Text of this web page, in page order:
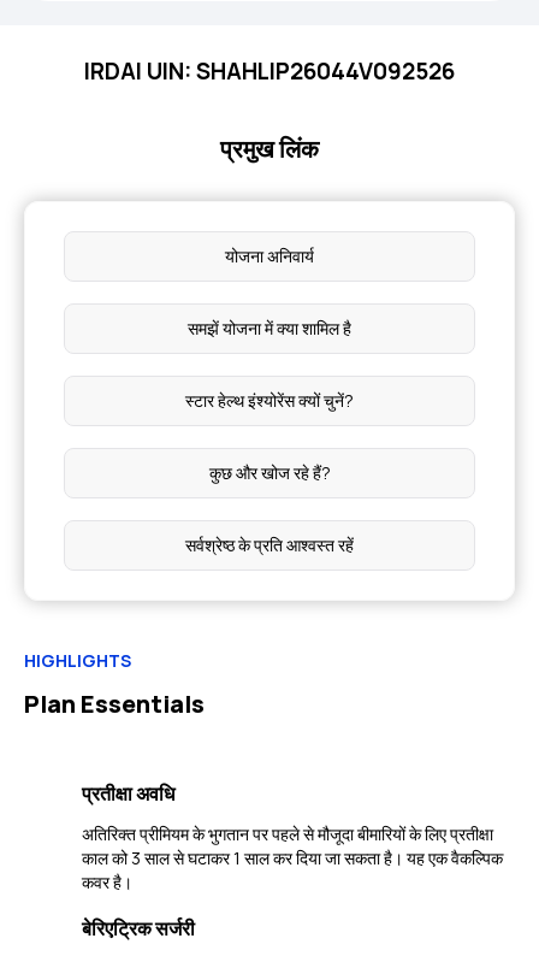
IRDAI UIN: SHAHLIP26044V092526
प्रमुख लिंक
योजना अनिवार्य
समझें योजना में क्या शामिल है
स्टार हेल्थ इंश्योरेंस क्यों चुनें?
कुछ और खोज रहे हैं?
सर्वश्रेष्ठ के प्रति आश्वस्त रहें
HIGHLIGHTS
Plan Essentials
प्रतीक्षा अवधि
अतिरिक्त प्रीमियम के भुगतान पर पहले से मौजूदा बीमारियों के लिए प्रतीक्षा
काल को 3 साल से घटाकर 1 साल कर दिया जा सकता है। यह एक वैकल्पिक
कवर है।
बेरिएट्रिक सर्जरी